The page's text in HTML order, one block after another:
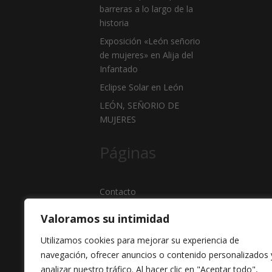
Valoramos su intimidad
Utilizamos cookies para mejorar su experiencia de
navegación, ofrecer anuncios o contenido personalizados
analizar nuestro tráfico. Al hacer clic en "Aceptar todo",
barreras a lo largo de la
historia
Exposición «León señorio
de mujeres» en Alija del
Infantado
Eclipse Solar en León
LEÓN, SEÑORIO DE
MUJERES
Páginas
Contacto
Noticias
Política de privacidad